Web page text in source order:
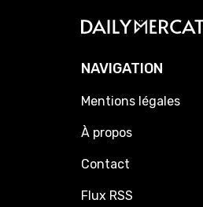
NAVIGATION
Mentions légales
À propos
Contact
Flux RSS